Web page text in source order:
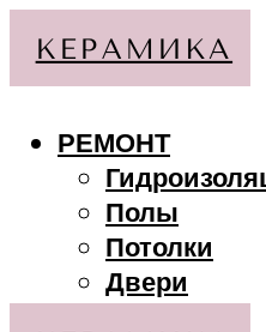
РЕМОНТ
Полы
Потолки
Двери